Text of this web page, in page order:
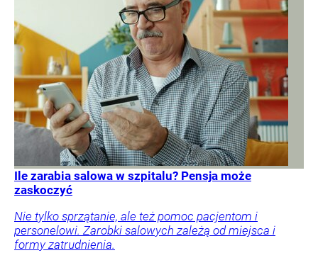
Ile zarabia salowa w szpitalu? Pensja może
zaskoczyć
Nie tylko sprzątanie, ale też pomoc pacjentom i
personelowi. Zarobki salowych zależą od miejsca i
formy zatrudnienia.